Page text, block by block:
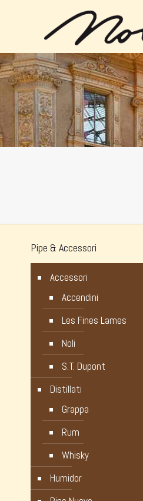
Pipe & Accessori
Accessori
Accendini
Les Fines Lames
Noli
S.T. Dupont
Distillati
Grappa
Rum
Whisky
Humidor